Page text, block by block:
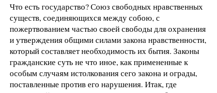
Что есть государство? Союз свободных нравственных
существ, соединяющихся между собою, с
пожертвованием частью своей свободы для охранения
и утверждения общими силами закона нравственности,
который составляет необходимость их бытия. Законы
гражданские суть не что иное, как примененные к
особым случаям истолкования сего закона и ограды,
поставленные против его нарушения. Итак, где